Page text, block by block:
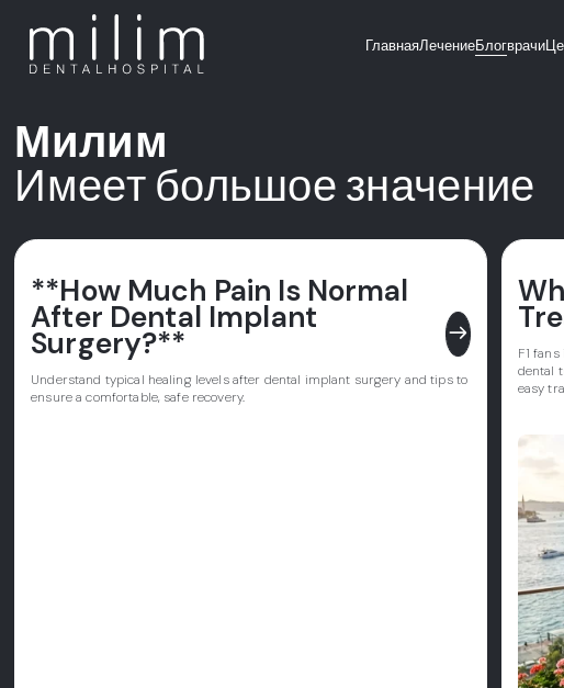
ГлавнаяЛечениеБлогврачи
Милим
Имеет большое значение
**How Much Pain Is Normal
After Dental Implant
Surgery?** east
Understand typical healing levels after dental implant surgery and tips to
ensure a comfortable, safe recovery.
F1
dental
easy